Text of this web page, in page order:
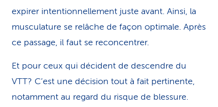
expirer in­ten­tion­nel­le­ment juste avant. Ainsi, la
musculature se relâche de façon optimale. Après
ce passage, il faut se reconcentrer.
Et pour ceux qui décident de descendre du
VTT? C’est une décision tout à fait pertinente,
notamment au regard du risque de blessure.